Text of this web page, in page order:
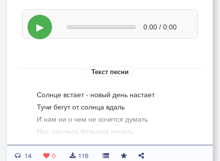
▶ 0:00 / 0:00
Текст песни
Солнце встает - новый день настает
Тучи бегут от солнца вдаль
И нам ни о чем не хочется думать
Нас одолела большая печаль
Это реальность
Реальный мир суров
14 0 116